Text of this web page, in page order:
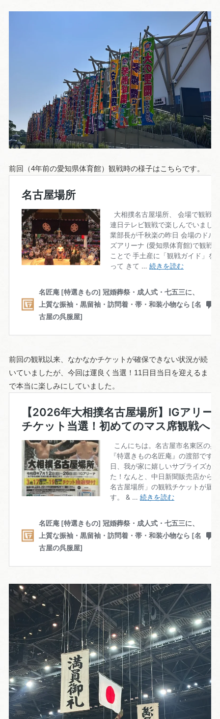
前回（4年前の愛知県体育館）観戦時の様子はこちらです。
前回の観戦以来、なかなかチケットが確保できない状況が続
いていましたが、今回は運良く当選！11日目当日を迎えるま
で本当に楽しみにしていました。